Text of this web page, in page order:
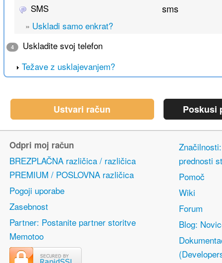
SMS
sms
» Uskladi samo enkrat?
4
Uskladite svoj telefon
Težave z usklajevanjem?
Ustvari račun Poskusi
Odpri moj račun
BREZPLAČNA različica / različica
PREMIUM / POSLOVNA različica
Pogoji uporabe
Zasebnost
Partner: Postanite partner storitve
Memotoo
prednosti
Pomoč
Wiki
Forum
Blog: